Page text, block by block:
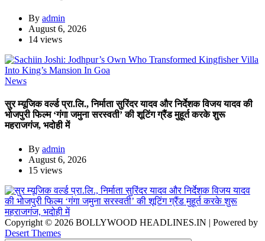
By admin
August 6, 2026
14 views
News
सुर म्यूजिक वर्ल्ड प्रा.लि., निर्माता सुरिंदर यादव और निर्देशक विजय यादव की
भोजपुरी फिल्म ‘गंगा जमुना सरस्वती’ की शूटिंग ग्रैंड मुहूर्त करके शुरू
महराजगंज, भदोही में
By admin
August 6, 2026
15 views
Copyright © 2026 BOLLYWOOD HEADLINES.IN | Powered by
Desert Themes